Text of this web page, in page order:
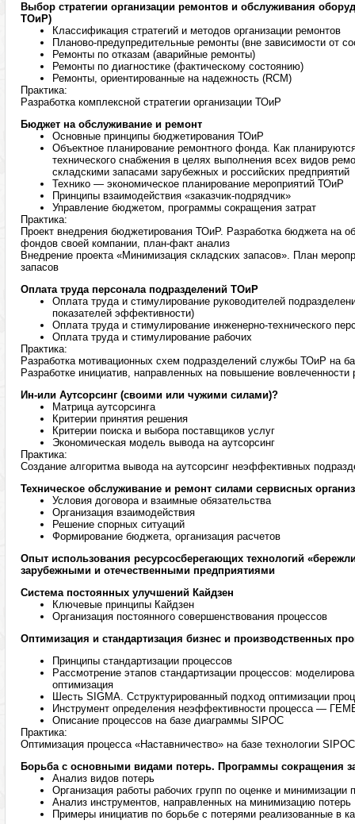
Выбор стратегии организации ремонтов и обслуживания
ТОиР)
Классификация стратегий и методов организации ремонтов
Планово-предупредительные ремонты (вне зависимости от
Ремонты по отказам (аварийные ремонты)
Ремонты по диагностике (фактическому состоянию)
Ремонты, ориентированные на надежность (RCM)
Практика:
Разработка комплексной стратегии организации ТОиР
Бюджет на обслуживание и ремонт
Основные принципы бюджетирования ТОиР
Объектное планирование ремонтного фонда. Как
технического снабжения в целях выполнения всех видов
складскими запасами зарубежных и российских предприятий
Технико — экономическое планирование мероприятий ТОиР
Принципы взаимодействия «заказчик-подрядчик»
Управление бюджетом, программы сокращения затрат
Практика:
Проект внедрения бюджетирования ТОиР. Разработка бюджета на
фондов своей компании, план-факт анализ
Внедрение проекта «Минимизация складских запасов». План
запасов
Оплата труда персонала подразделений ТОиР
Оплата труда и стимулирование руководителей
показателей эффективности)
Оплата труда и стимулирование инженерно-технического
Оплата труда и стимулирование рабочих
Практика:
Разработка мотивационных схем подразделений службы ТОиР на
Разработке инициатив, направленных на повышение вовлеченности
Ин-или Аутсорсинг (своими или чужими силами)?
Матрица аутсорсинга
Критерии принятия решения
Критерии поиска и выбора поставщиков услуг
Экономическая модель вывода на аутсорсинг
Практика:
Создание алгоритма вывода на аутсорсинг неэффективных
Техническое обслуживание и ремонт силами сервисных
Условия договора и взаимные обязательства
Организация взаимодействия
Решение спорных ситуаций
Формирование бюджета, организация расчетов
Опыт использования ресурсосберегающих технологий
зарубежными и отечественными предприятиями
Система постоянных улучшений Кайдзен
Ключевые принципы Кайдзен
Организация постоянного совершенствования процессов
Оптимизация и стандартизация бизнес и производственных
Принципы стандартизации процессов
Рассмотрение этапов стандартизации процессов:
оптимизация
Шесть SIGMA. Cструктурированный подход оптимизации
Инструмент определения неэффективности процесса —
Описание процессов на базе диаграммы SIPOC
Практика:
Оптимизация процесса «Наставничество» на базе технологии SIPOC
Борьба с основными видами потерь. Программы сокращения
Анализ видов потерь
Организация работы рабочих групп по оценке и минимизации
Анализ инструментов, направленных на минимизацию потерь
Примеры инициатив по борьбе с потерями реализованные в